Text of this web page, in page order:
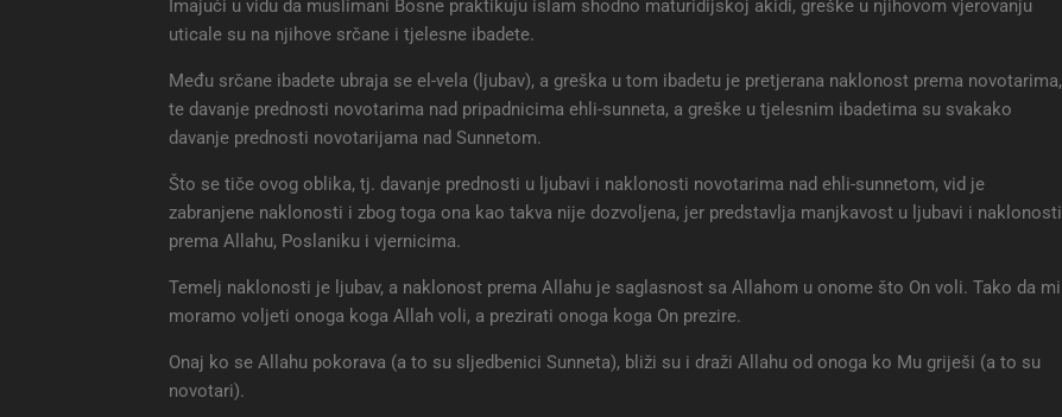
Imajući u vidu da muslimani Bosne praktikuju islam shodno maturidijskoj akidi, greške u njihovom vjerovanju
uticale su na njihove srčane i tjelesne ibadete.
Među srčane ibadete ubraja se el-vela (ljubav), a greška u tom ibadetu je pretjerana naklonost prema novotarima,
te davanje prednosti novotarima nad pripadnicima ehli-sunneta, a greške u tjelesnim ibadetima su svakako
davanje prednosti novotarijama nad Sunnetom.
Što se tiče ovog oblika, tj. davanje prednosti u ljubavi i naklonosti novotarima nad ehli-sunnetom, vid je
zabranjene naklonosti i zbog toga ona kao takva nije dozvoljena, jer predstavlja manjkavost u ljubavi i naklonosti
prema Allahu, Poslaniku i vjernicima.
Temelj naklonosti je ljubav, a naklonost prema Allahu je saglasnost sa Allahom u onome što On voli. Tako da mi
moramo voljeti onoga koga Allah voli, a prezirati onoga koga On prezire.
Onaj ko se Allahu pokorava (a to su sljedbenici Sunneta), bliži su i draži Allahu od onoga ko Mu griješi (a to su
novotari).